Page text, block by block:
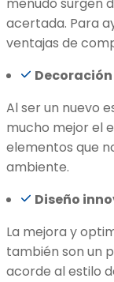
menudo surgen
acertada. Para
ventajas de
Al ser un nuevo
mucho mejor el
elementos que
ambiente.
Diseño
La mejora y
también son un
acorde al estilo